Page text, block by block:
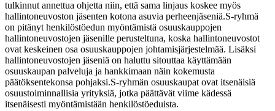
tulkinnut annettua ohjetta niin, että sama linjaus koskee myös
hallintoneuvoston jäsenten kotona asuvia perheenjäseniä.S-ryhmä
on pitänyt henkilöstöedun myöntämistä osuuskauppojen
hallintoneuvostojen jäsenille perusteltuna, koska hallintoneuvostot
ovat keskeinen osa osuuskauppojen johtamisjärjestelmää. Lisäksi
hallintoneuvostojen jäseniä on haluttu sitouttaa käyttämään
osuuskaupan palveluja ja hankkimaan näin kokemusta
päätöksentekonsa pohjaksi.S-ryhmän osuuskaupat ovat itsenäisiä
osuustoiminnallisia yrityksiä, jotka päättävät viime kädessä
itsenäisesti myöntämistään henkilöstöeduista.